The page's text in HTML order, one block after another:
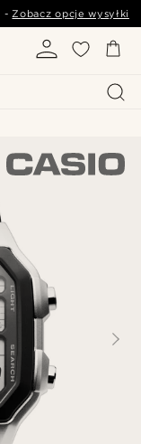
-Zobacz opcje wysyłki